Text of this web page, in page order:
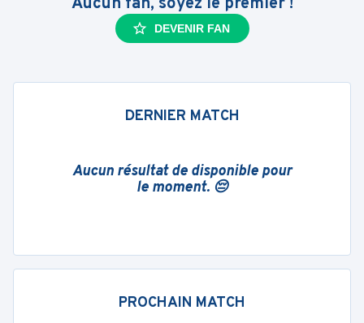
DEVENIR FAN
DERNIER MATCH
Aucun résultat de disponible pour
le moment. 😔
PROCHAIN MATCH